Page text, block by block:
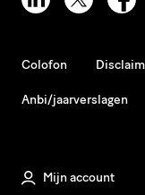
Colofon
Anbi/jaarverslagen
Mijn account